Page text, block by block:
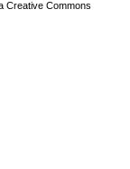
Creative Commons